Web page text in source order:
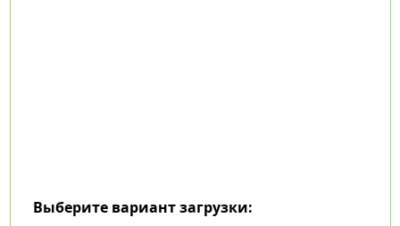
Выберите вариант загрузки: